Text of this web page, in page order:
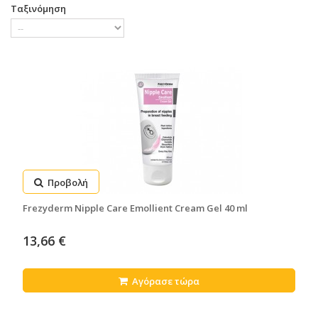
Ταξινόμηση
Προβολή
Frezyderm Nipple Care Emollient Cream Gel 40 ml
13,66 €
Αγόρασε τώρα